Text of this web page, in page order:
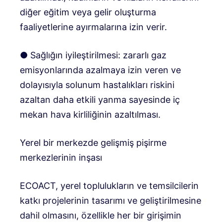
diğer eğitim veya gelir oluşturma
faaliyetlerine ayırmalarına izin verir.
● Sağlığın iyileştirilmesi: zararlı gaz
emisyonlarında azalmaya izin veren ve
dolayısıyla solunum hastalıkları riskini
azaltan daha etkili yanma sayesinde iç
mekan hava kirliliğinin azaltılması.
Yerel bir merkezde gelişmiş pişirme
merkezlerinin inşası
ECOACT, yerel toplulukların ve temsilcilerin
katkı projelerinin tasarımı ve geliştirilmesine
dahil olmasını, özellikle her bir girişimin